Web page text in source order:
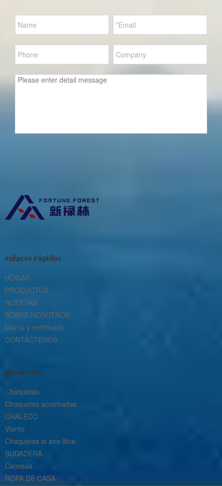
enlaces rápidos
HOGAR
PRODUCTOS
NOTICIAS
SOBRE NOSOTROS
Marca y certificado
CONTÁCTENOS
productos
Chaquetas
Chaquetas acolchadas
CHALECO
Viento
Chaquetas al aire libre
SUDADERA
Camisas
ROPA DE CASA